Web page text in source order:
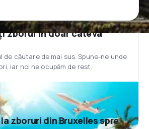
zborul în doar câteva
de căutare de mai sus. Spune-ne unde
iar noi ne ocupăm de rest.
zboruri din Bruxelles spre